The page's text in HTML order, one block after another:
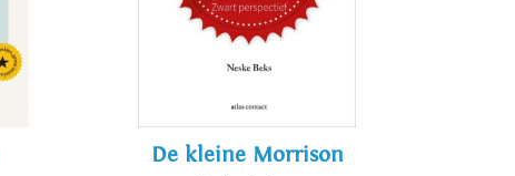
De kleine Morrison